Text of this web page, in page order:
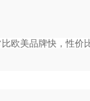
欧美品牌快，性价